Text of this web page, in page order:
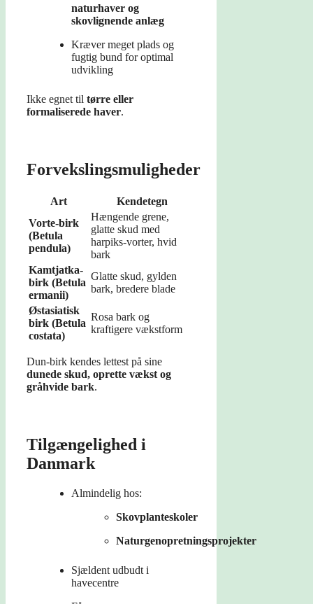
naturhaver og
skovlignende anlæg
Kræver meget plads og
fugtig bund for optimal
udvikling
Ikke egnet til tørre eller
formaliserede haver.
Forvekslingsmuligheder
Art
Kendetegn
Vorte-birk
(Betula
pendula)
Hængende grene,
glatte skud med
harpiks-vorter, hvid
bark
Kamtjatka-
birk (Betula
ermanii)
Glatte skud, gylden
bark, bredere blade
Østasiatisk
birk (Betula
costata)
Rosa bark og
kraftigere vækstform
Dun-birk kendes lettest på sine
dunede skud, oprette vækst og
gråhvide bark.
Tilgængelighed i
Danmark
Almindelig hos:
Skovplanteskoler
Naturgenopretningsprojekter
Sjældent udbudt i
havecentre